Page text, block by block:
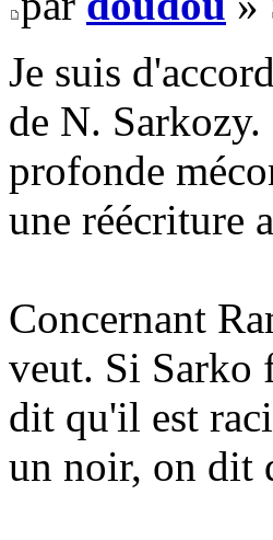
Je suis
de N.
profonde
une réécriture
Concernant
veut. Si Sarko
dit qu'il est
un noir, on dit